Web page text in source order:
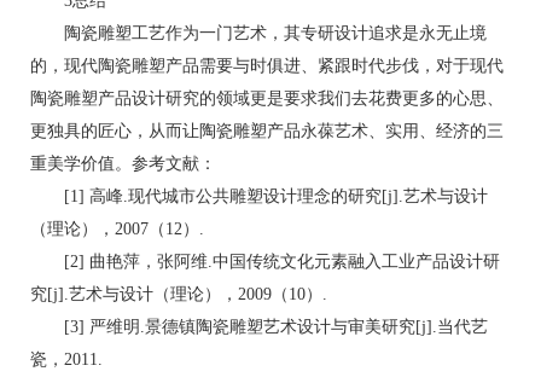
陶瓷雕塑工艺作为一门艺术，其专研设计追求是永无止境
的，现代陶瓷雕塑产品需要与时俱进、紧跟时代步伐，对于现代
陶瓷雕塑产品设计研究的领域更是要求我们去花费更多的心思、
更独具的匠心，从而让陶瓷雕塑产品永葆艺术、实用、经济的三
重美学价值。参考文献：
[1] 高峰.现代城市公共雕塑设计理念的研究[j].艺术与设计
（理论），2007（12）.
[2] 曲艳萍，张阿维.中国传统文化元素融入工业产品设计研
究[j].艺术与设计（理论），2009（10）.
[3] 严维明.景德镇陶瓷雕塑艺术设计与审美研究[j].当代艺
瓷，2011.